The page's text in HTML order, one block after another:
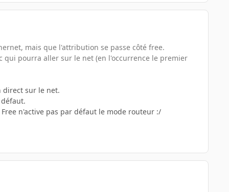
mais que l'attribution se passe côté free.
pourra aller sur le net (en l'occurrence le premier
direct sur le net.
n'active pas par défaut le mode routeur :/